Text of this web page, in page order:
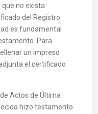
no exista
del Registro
es fundamental
Para
un impreso
el certificado
Actos de Última
hizo testamento.